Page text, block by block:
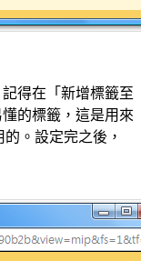
得在「新增標籤至
的標籤，這是用來
。設定完之後，